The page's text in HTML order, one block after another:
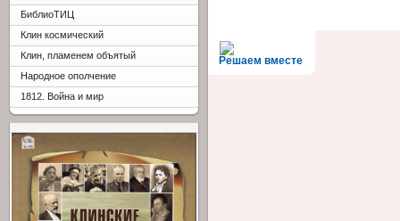
Решаем вместе
БиблиоТИЦ
Клин космический
Клин, пламенем объятый
Народное ополчение
1812. Война и мир